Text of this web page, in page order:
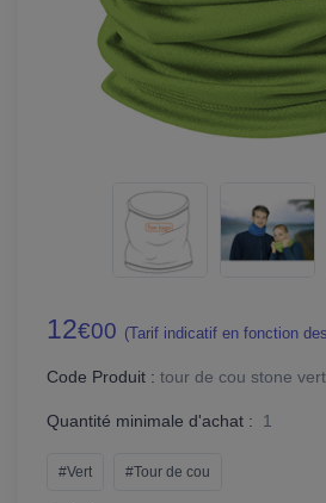
12€00 (Tarif indicatif en fonction
Code Produit : tour de cou stone
Quantité minimale d'achat : 1
#Vert #Tour de cou